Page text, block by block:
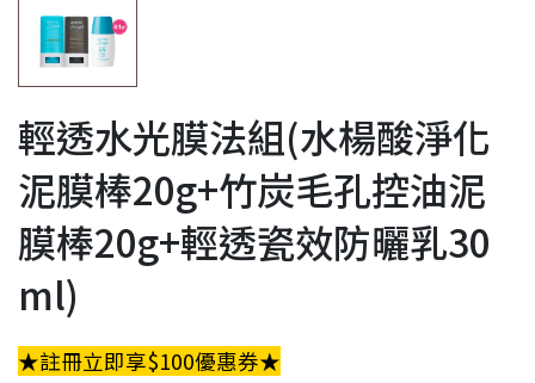
輕透水光膜法組(水楊酸淨化
泥膜棒20g+竹炭毛孔控油泥
膜棒20g+輕透瓷效防曬乳30
ml)
★註冊立即享$100優惠券★